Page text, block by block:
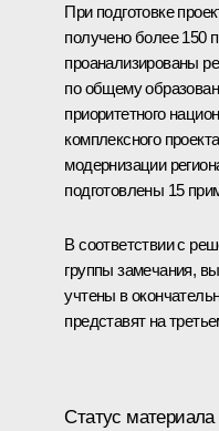
При подготовке
получено более 150
проанализированы
по общему
приоритетного
комплексного
модернизации
подготовлены 15
В соответствии с
группы замечания,
учтены в
представят на
Статус материала